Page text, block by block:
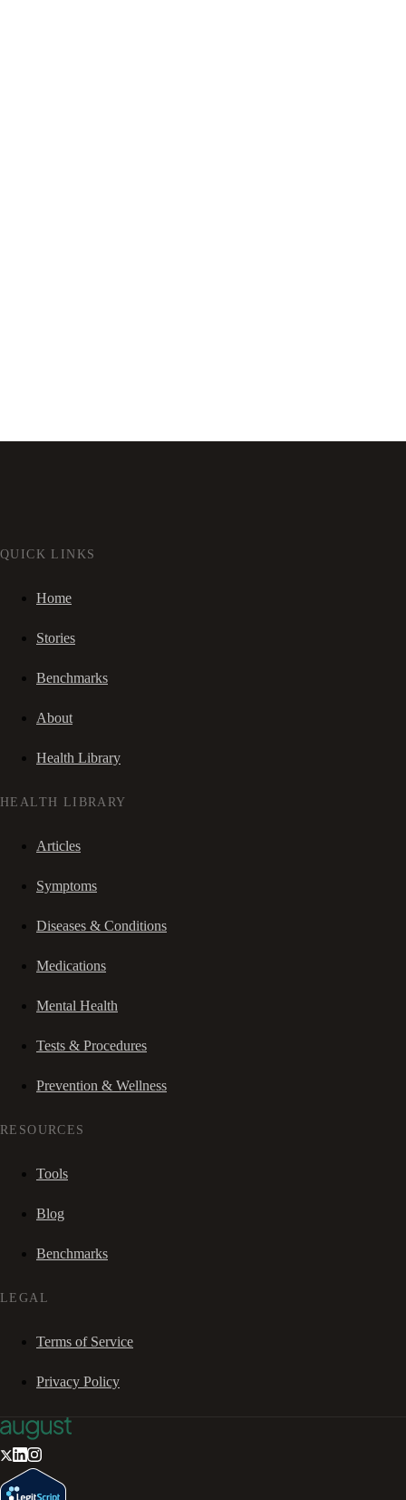
QUICK LINKS
Home
Stories
Benchmarks
About
Health Library
HEALTH LIBRARY
Articles
Symptoms
Diseases & Conditions
Medications
Mental Health
Tests & Procedures
Prevention & Wellness
RESOURCES
Tools
Blog
Benchmarks
LEGAL
Terms of Service
Privacy Policy